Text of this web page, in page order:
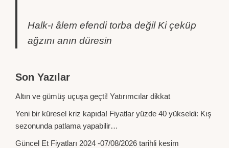
Halk-ı âlem efendi torba değil Ki çeküp
ağzını anın düresin
Son Yazılar
Altın ve gümüş uçuşa geçti! Yatırımcılar dikkat
Yeni bir küresel kriz kapıda! Fiyatlar yüzde 40 yükseldi: Kış
sezonunda patlama yapabilir…
Güncel Et Fiyatları 2024 -07/08/2026 tarihli kesim